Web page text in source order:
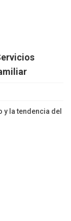
la tendencia del